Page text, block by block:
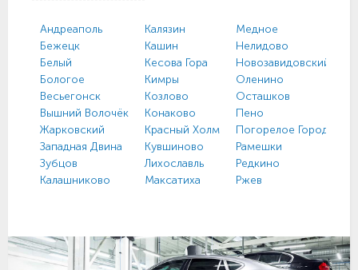
Андреаполь
Бежецк
Белый
Бологое
Весьегонск
Вышний Волочёк
Жарковский
Западная Двина
Зубцов
Калашниково
Калязин
Кашин
Кесова Гора
Кимры
Козлово
Конаково
Красный Холм
Кувшиново
Лихославль
Максатиха
Медное
Нелидово
Новозавидовский
Оленино
Осташков
Пено
Погорелое Городище
Рамешки
Редкино
Ржев